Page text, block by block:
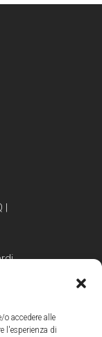
accedere alle
l'esperienza di
|